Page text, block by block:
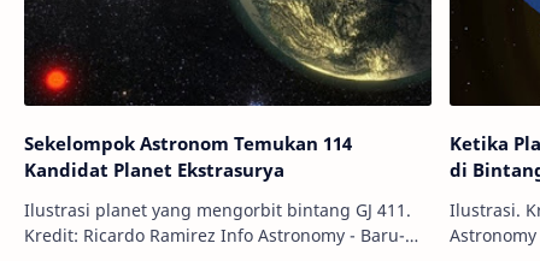
Sekelompok Astronom Temukan 114
Kandidat Planet Ekstrasurya
Ilustrasi planet yang mengorbit bintang GJ 411.
Kredit: Ricardo Ramirez Info Astronomy - Baru-
Ketika
di
Ilustrasi.